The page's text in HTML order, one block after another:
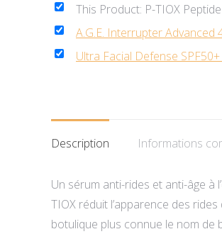
This Product: P-TIOX
A.G.E. Interrupter Advanced
Ultra Facial Defense
Description Informations
Un sérum anti-rides et anti-âge à
TIOX réduit l’apparence des
botulique plus connue le nom de